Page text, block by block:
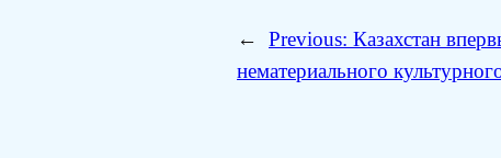
← Previous: Казахстан
нематериального